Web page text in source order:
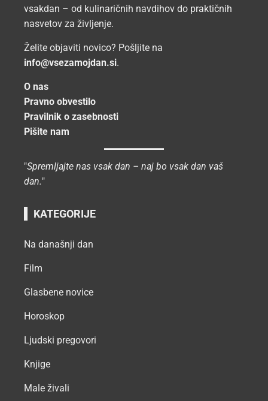
vsakdan – od kulinaričnih navdihov do praktičnih
nasvetov za življenje.
Želite objaviti novico? Pošljite na
info@vsezamojdan.si.
O nas
Pravno obvestilo
Pravilnik o zasebnosti
Pišite nam
"Spremljajte nas vsak dan – naj bo vsak dan vaš
dan."
KATEGORIJE
Na današnji dan
Film
Glasbene novice
Horoskop
Ljudski pregovori
Knjige
Male živali